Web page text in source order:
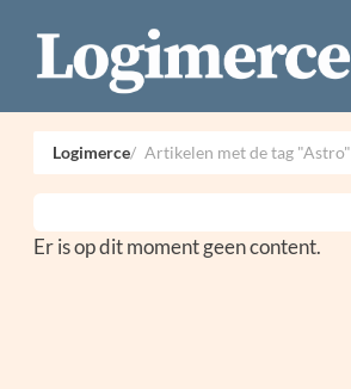
Logimerce Artikelen met de tag "Astro"
Er is op dit moment geen content.